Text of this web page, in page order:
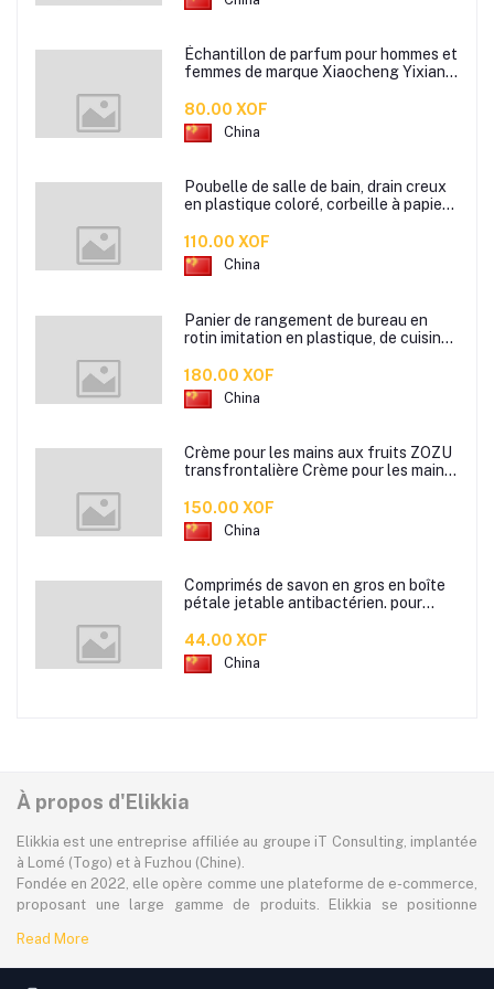
Échantillon de parfum pour hommes et
femmes de marque Xiaocheng Yixiang
80.00 XOF
China
Poubelle de salle de bain, drain creux
en plastique coloré, corbeille à papier
110.00 XOF
China
Panier de rangement de bureau en
rotin imitation en plastique, de cuisine
de rangement de salle de bain
180.00 XOF
China
Crème pour les mains aux fruits ZOZU
transfrontalière Crème pour les mains
80g
150.00 XOF
China
Comprimés de savon en gros en boîte
pétale jetable antibactérien. pour
des mini comprimés de lavage des
mains en papier savon
44.00 XOF
China
À propos d'Elikkia
Elikkia est une entreprise affiliée au groupe iT Consulting, implantée
à Lomé (Togo) et à Fuzhou (Chine).
Fondée en 2022, elle opère comme une plateforme de e-commerce,
proposant une large gamme de produits. Elikkia se positionne
offrant à la fois la possibilité d'acheter localement et directement
depuis la Chine.
Read More